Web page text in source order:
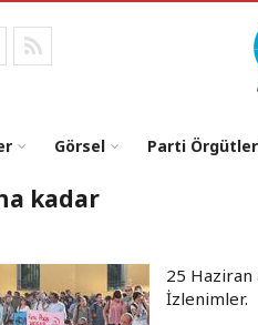
RSS
Görsel Parti
kadar
25 Haziran
İzlenimler.